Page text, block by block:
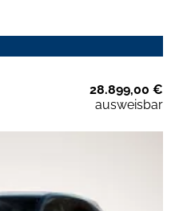
28.899,00 €
ausweisbar